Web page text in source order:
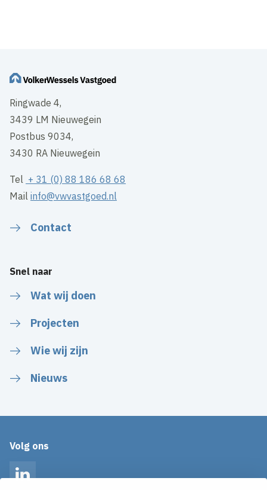
Ringwade 4,
3439 LM Nieuwegein
Postbus 9034,
3430 RA Nieuwegein
Tel + 31 (0) 88 186 68 68
Mailinfo@vwvastgoed.nl
Contact
Snel naar
Wat wij doen
Projecten
Wie wij zijn
Nieuws
Volg ons